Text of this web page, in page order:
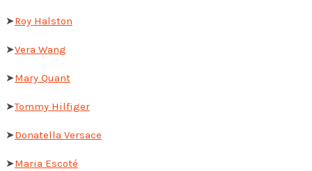
➤Roy Halston
➤Vera Wang
➤Mary Quant
➤Tommy Hilfiger
➤Donatella Versace
➤Maria Escoté